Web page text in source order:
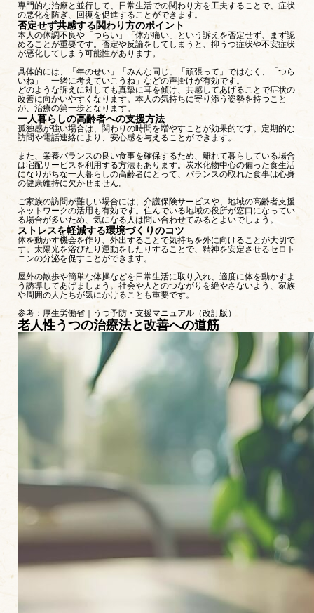
専門的な治療と並行して、日常生活での関わり方を工夫することで、症状
の悪化を防ぎ、回復を促進することができます。
否定せず共感する関わり方のポイント
本人の体調不良や「つらい」「体が痛い」という訴えを否定せず、まず認
めることが重要です。否定や反論をしてしまうと、抑うつ症状や不安症状
が悪化してしまう可能性があります。
具体的には、「年のせい」「みんな同じ」「頑張って」ではなく、「つら
いね」「一緒に考えていこうね」などの声掛けが有効です。
どのような訴えに対しても真摯に耳を傾け、共感してあげることで症状の
改善に向かいやすくなります。本人の気持ちに寄り添う姿勢を持つこと
が、治療の第一歩となります。
一人暮らしの高齢者への支援方法
孤独感が強い場合は、関わりの時間を増やすことが効果的です。定期的な
訪問や電話連絡により、安心感を与えることができます。
また、栄養バランスの良い食事を確保するため、離れて暮らしている場合
は宅配サービスを利用する方法もあります。炭水化物中心の偏った食生活
になりがちな一人暮らしの高齢者にとって、バランスの取れた食事は心身
の健康維持に欠かせません。
ご家族の訪問が難しい場合には、介護保険サービスや、地域の高齢者支援
ネットワークの活用も有効です。住んでいる地域の役所が窓口になってい
る場合が多いため、気になる人は問い合わせてみるとよいでしょう。
ストレスを軽減する環境づくりのコツ
体を動かす機会を作り、外出することで気持ちを外に向けることが大切で
す。太陽光を浴びたり運動をしたりすることで、精神を安定させるセロト
ニンの分泌を促すことができます。
屋外の散歩や簡単な体操などを日常生活に取り入れ、適度に体を動かすよ
う誘導してあげましょう。社会や人とのつながりを絶やさないよう、家族
や周囲の人たちが気にかけることも重要です。
参考 ：厚生労働省｜うつ予防・支援マニュアル（改訂版）
老人性うつの治療法と改善への道筋